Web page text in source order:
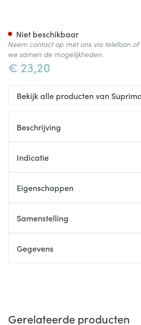
€ 23,20
Niet beschikbaar
Neem contact op met ons via telefoon
we samen de mogelijkheden.
Bekijk alle producten van
Beschrijving
Indicatie
Eigenschappen
Samenstelling
Gegevens
Gerelateerde producten